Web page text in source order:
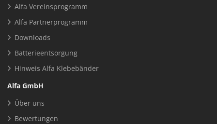
Alfa Vereinsprogramm
Alfa Partnerprogramm
Downloads
Batterieentsorgung
Hinweis Alfa Klebebänder
Alfa GmbH
Über uns
Bewertungen